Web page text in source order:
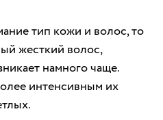
тип кожи и волос, то
жесткий волос,
намного чаще.
интенсивным их